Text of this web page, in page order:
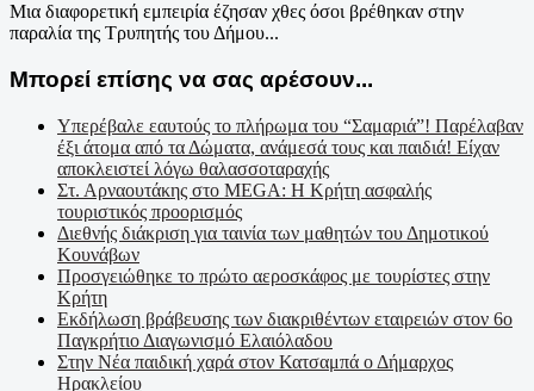
Μια διαφορετική εμπειρία έζησαν χθες όσοι βρέθηκαν στην
παραλία της Τρυπητής του Δήμου...
Μπορεί επίσης να σας αρέσουν...
Υπερέβαλε εαυτούς το πλήρωμα του “Σαμαριά”! Παρέλαβαν
έξι άτομα από τα Δώματα, ανάμεσά τους και παιδιά! Είχαν
αποκλειστεί λόγω θαλασσοταραχής
Στ. Αρναουτάκης στο MEGA: Η Κρήτη ασφαλής
τουριστικός προορισμός
Διεθνής διάκριση για ταινία των μαθητών του Δημοτικού
Κουνάβων
Προσγειώθηκε το πρώτο αεροσκάφος με τουρίστες στην
Κρήτη
Εκδήλωση βράβευσης των διακριθέντων εταιρειών στον 6ο
Παγκρήτιο Διαγωνισμό Ελαιόλαδου
Στην Νέα παιδική χαρά στον Κατσαμπά ο Δήμαρχος
Ηρακλείου